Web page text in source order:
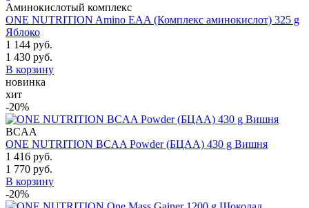
Аминокислотый комплекс
ONE NUTRITION Amino EAA (Комплекс аминокислот) 325 g
Яблоко
1 144 руб.
1 430 руб.
В корзину
новинка
хит
-20%
BCAA
ONE NUTRITION BCAA Powder (БЦАА) 430 g Вишня
1 416 руб.
1 770 руб.
В корзину
-20%